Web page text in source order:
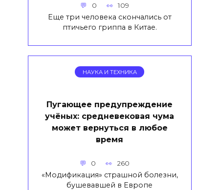
0 109
Еще три человека скончались от
птичьего гриппа в Китае.
НАУКА И ТЕХНИКА
Пугающее предупреждение
учёных: средневековая чума
может вернуться в любое
время
0 260
«Модификация» страшной болезни,
бушевавшей в Европе